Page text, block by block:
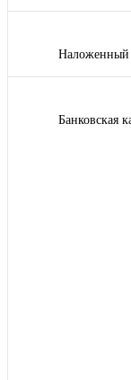
Наложенный
Банковская